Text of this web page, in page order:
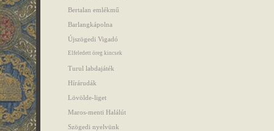
Bertalan emlékmű
Barlangkápolna
Újszögedi Vigadó
Elfeledett öreg kincsek
Turul labdajáték
Hírárudák
Lövölde-liget
Maros-menti Halálút
Szögedi nyelvünk